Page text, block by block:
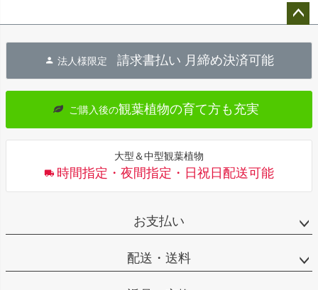
へ
法人様限定 請求書払い 月締め決済可能
ご購入後の観葉植物の育て方も充実
大型＆中型観葉植物
時間指定・夜間指定・日祝日配送可能
お支払い
配送・送料